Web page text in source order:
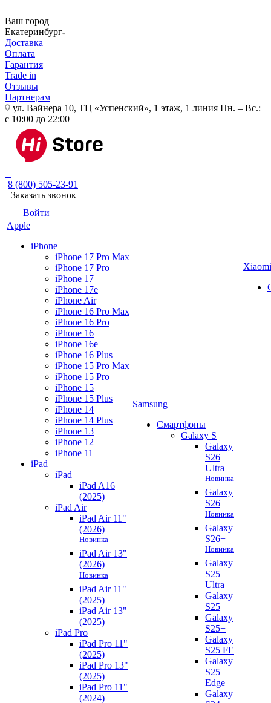
Ваш город
Екатеринбург
Доставка
Оплата
Гарантия
Trade in
Отзывы
Партнерам
ул. Вайнера 10, ТЦ «Успенский», 1 этаж, 1 линия Пн. – Вс.:
с 10:00 до 22:00
8 (800) 505-23-91
Заказать звонок
Войти
Apple
iPhone
iPhone 17 Pro Max
iPhone 17 Pro
iPhone 17
iPhone 17e
iPhone Air
iPhone 16 Pro Max
iPhone 16 Pro
iPhone 16
iPhone 16e
iPhone 16 Plus
iPhone 15 Pro Max
iPhone 15 Pro
iPhone 15
iPhone 15 Plus
iPhone 14
iPhone 14 Plus
iPhone 13
iPhone 12
iPhone 11
iPad
iPad
iPad A16
(2025)
iPad Air
iPad Air 11"
(2026)
Новинка
iPad Air 13"
(2026)
Новинка
iPad Air 11"
(2025)
iPad Air 13"
(2025)
iPad Pro
iPad Pro 11"
(2025)
iPad Pro 13"
(2025)
iPad Pro 11"
(2024)
Samsung
Смартфоны
Galaxy S
Galaxy
S26
Ultra
Новинка
Galaxy
S26
Новинка
Galaxy
S26+
Новинка
Galaxy
S25
Ultra
Galaxy
S25
Galaxy
S25+
Galaxy
S25 FE
Galaxy
S25
Edge
Galaxy
Xiaomi